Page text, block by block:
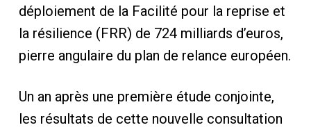
déploiement de la Facilité pour la reprise et
la résilience (FRR) de 724 milliards d’euros,
pierre angulaire du plan de relance européen.
Un an après une première étude conjointe,
les résultats de cette nouvelle consultation